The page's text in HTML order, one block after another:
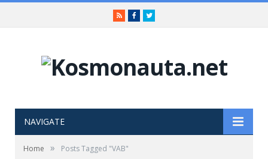
RSSFacebookTwitter
NAVIGATE
Home » Posts Tagged "VAB"